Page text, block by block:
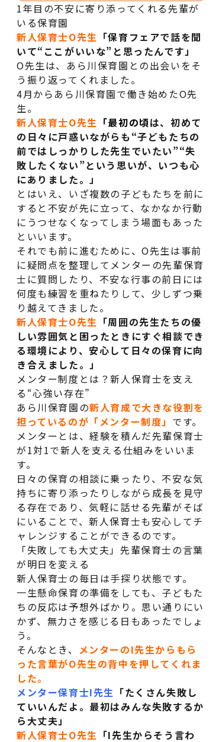
1年目の不安に寄り添ってくれる先輩が
いる保育園
新人保育士O先生 「保育フェアで話を聞
いて“ここがいいな”と思ったんです」
O先生は、あら川保育園との出会いをそ
う振り返ってくれました。
4月からあら川保育園で働き始めたO先
生。
新人保育士O先生 「最初の頃は、初めて
の日々に戸惑いながらも“子どもたちの
前ではしっかりした先生でいたい”“失
敗したくない”という思いが、いつも心
にありました。」
とはいえ、いざ複数の子どもたちを前に
すると不安が先に立って、なかなか行動
にうつせなくなってしまう場面もあった
といいます。
それでも前に進むために、O先生は事前
に疑問点を整理してメンターの先輩保育
士に質問したり、不安な行事の前日には
何度も練習を重ねたりして、少しずつ乗
り越えてきました。
新人保育士O先生 「周囲の先生たちの優
しい雰囲気と困ったときにすぐ相談でき
る環境により、安心して日々の保育に向
き合えました。」
メンター制度とは？新人保育士を支え
る“心強い存在”
あら川保育園の新人育成で大きな役割を
担っているのが「メンター制度」 です。
メンターとは、経験を積んだ先輩保育士
が1対1で新人を支える仕組みをいいま
す。
日々の保育の相談に乗ったり、不安な気
持ちに寄り添ったりしながら成長を見守
る存在であり、気軽に話せる先輩がそば
にいることで、新人保育士も安心してチ
ャレンジすることができるのです。
「失敗しても大丈夫」先輩保育士の言葉
が明日を変える
新人保育士の毎日は手探り状態です。
一生懸命保育の準備をしても、子どもた
ちの反応は予想外ばかり。思い通りにい
かず、無力さを感じる日もあったでしょ
う。
そんなとき、 メンターのI先生からもら
った言葉がO先生の背中を押してくれま
した。
メンター保育士I先生 「たくさん失敗し
ていいんだよ。最初はみんな失敗するか
ら大丈夫」
新人保育士O先生 「I先生からそう言わ